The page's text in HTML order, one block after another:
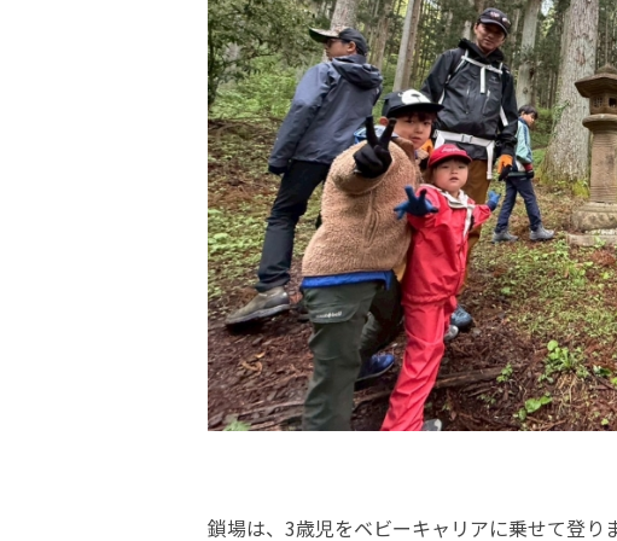
鎖場は、3歳児をベビーキャリアに乗せて登りま